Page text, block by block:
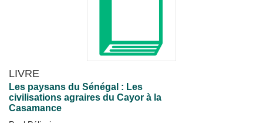
LIVRE
Les paysans du Sénégal : Les
civilisations agraires du Cayor à la
Casamance